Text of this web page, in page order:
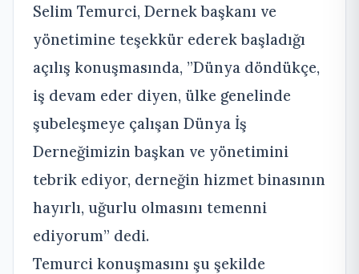
Selim Temurci, Dernek başkanı ve
yönetimine teşekkür ederek başladığı
açılış konuşmasında, ”Dünya döndükçe,
iş devam eder diyen, ülke genelinde
şubeleşmeye çalışan Dünya İş
Derneğimizin başkan ve yönetimini
tebrik ediyor, derneğin hizmet binasının
hayırlı, uğurlu olmasını temenni
ediyorum” dedi.
Temurci konuşmasını şu şekilde